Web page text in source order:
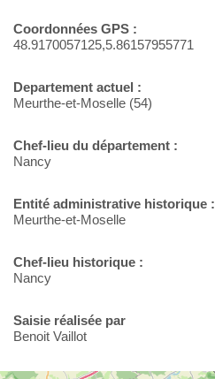
Coordonnées GPS :
48.9170057125,5.86157955771
Departement actuel :
Meurthe-et-Moselle (54)
Chef-lieu du département :
Nancy
Entité administrative historique :
Meurthe-et-Moselle
Chef-lieu historique :
Nancy
Saisie réalisée par
Benoit Vaillot